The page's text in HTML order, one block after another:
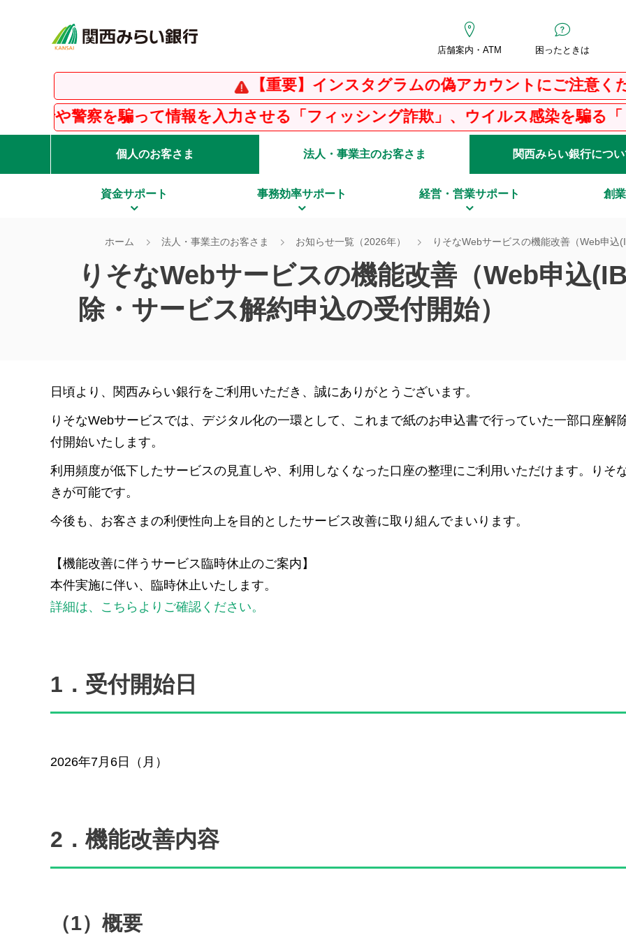
店舗案内・ATM 困ったときは
【重要】インスタグラムの偽アカウントにご注意ください
を騙って情報を入力させる「フィッシング詐欺」、ウイルス感染を騙る「ＰＣサポー
個人のお客さま 法人・事業主のお客さま 関西みらい銀行につ
資金サポート 事務効率サポート 経営・営業サポート 創
ホーム 法人・事業主のお客さま お知らせ一覧（2026年） りそなWebサービスの機能改善（Web申
りそなWebサービスの機能改善（Web申込
除・サービス解約申込の受付開始）
日頃より、関西みらい銀行をご利用いただき、誠にありがとうございます。
りそなWebサービスでは、デジタル化の一環として、これまで紙のお申込書で行っていた一部口座
付開始いたします。
利用頻度が低下したサービスの見直しや、利用しなくなった口座の整理にご利用いただけます。りそ
きが可能です。
今後も、お客さまの利便性向上を目的としたサービス改善に取り組んでまいります。
【機能改善に伴うサービス臨時休止のご案内】
本件実施に伴い、臨時休止いたします。
詳細は、こちらよりご確認ください。
1．受付開始日
2026年7月6日（月）
2．機能改善内容
（1）概要